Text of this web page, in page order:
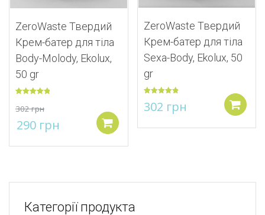
ZeroWaste Твердий
Крем-батер для тіла
Body-Molody, Ekolux,
50 gr
5.00з 5
302грн
Оригінальна
ціна:
290 грн
Поточна
ціна:
ZeroWaste Твердий
Крем-батер для тіла
Sexa-Body, Ekolux, 50
gr
5.00з 5
302 грн
Категорії продукта